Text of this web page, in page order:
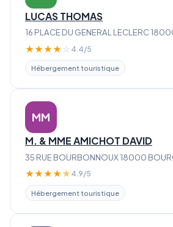
LUCAS THOMAS
16 PLACE DU GENERAL LECLERC
★★★★ ☆ 4.4/5
Hébergement touristique
MM
M. & MME AMICHOT DAVID
35 RUE BOURBONNOUX 18000
★★★★★ 4.9/5
Hébergement touristique